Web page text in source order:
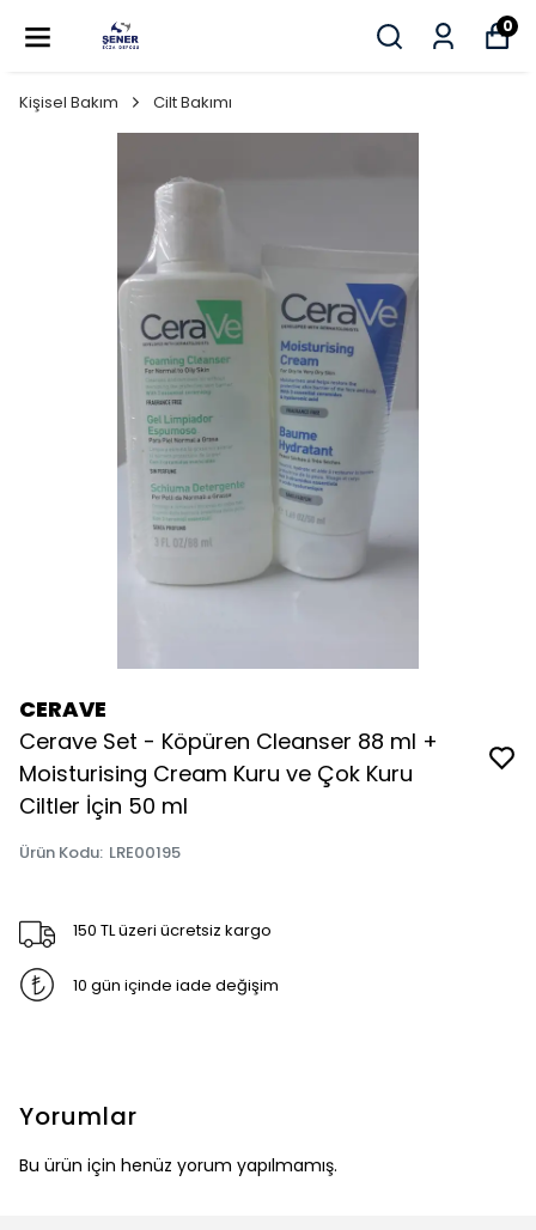
0
Kişisel Bakım Cilt Bakımı
CERAVE
Cerave Set - Köpüren Cleanser 88 ml +
Moisturising Cream Kuru ve Çok Kuru
Ciltler İçin 50 ml
Ürün Kodu: LRE00195
150 TL üzeri ücretsiz kargo
10 gün içinde iade değişim
Yorumlar
Bu ürün için henüz yorum yapılmamış.